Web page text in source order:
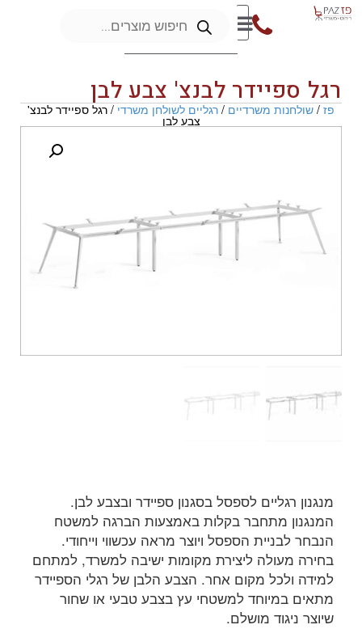
רגל ספיידר לבנצ' צבע לבן
פז/שולחנות משרדיים/רגליים לשולחן משרדי/ רגל ספיידר לבנצ'
צבע לבן
מנגנון רגליים לספסל בסגנון ספיידר ובצבע לבן.
המנגנון מתחבר בקלות באמצעות הברגה למשטח
הנבחר לבניית הספסל ויוצר מראה עכשווי וייחודי.
בחירה מעולה ליצירת מקומות ישיבה למשרד, למתחם
למידה ולכל מקום אחר. הצבע הלבן של רגלי הספיידר
מתאים במיוחד למשטחי עץ בצבע טבעי או שחור
שיוצר ניגוד מושלם.